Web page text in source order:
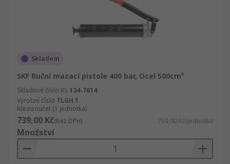
Skladem
SKF Ruční mazací pistole 400 bar, Ocel 500cm³
Skladové číslo RS 134-7614
Výrobní číslo TLGH 1
Mezisoučet (1 jednotka)
739,00 Kč(bez DPH) 739,00 Kč/jednotka
Množství